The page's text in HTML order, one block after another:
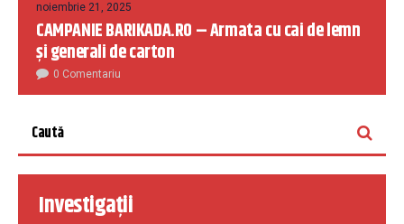
noiembrie 21, 2025
CAMPANIE BARIKADA.RO – Armata cu cai de lemn
și generali de carton
0 Comentariu
Investigații